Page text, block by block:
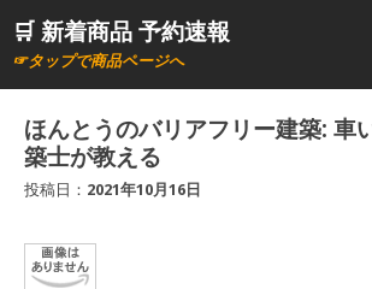
ン🛒 新着商品 予約速報
☞タップで商品ページへ
ほんとうのバリアフリー建築: 車
築士が教える
投稿日： 2021年10月16日